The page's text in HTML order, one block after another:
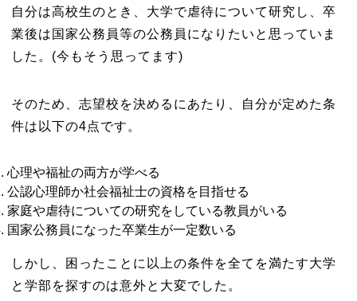
自分は高校生のとき、大学で虐待について研究し、卒
業後は国家公務員等の公務員になりたいと思っていま
した。(今もそう思ってます)
そのため、志望校を決めるにあたり、自分が定めた条
件は以下の4点です。
心理や福祉の両方が学べる
公認心理師か社会福祉士の資格を目指せる
家庭や虐待についての研究をしている教員がいる
国家公務員になった卒業生が一定数いる
しかし、困ったことに以上の条件を全てを満たす大学
と学部を探すのは意外と大変でした。